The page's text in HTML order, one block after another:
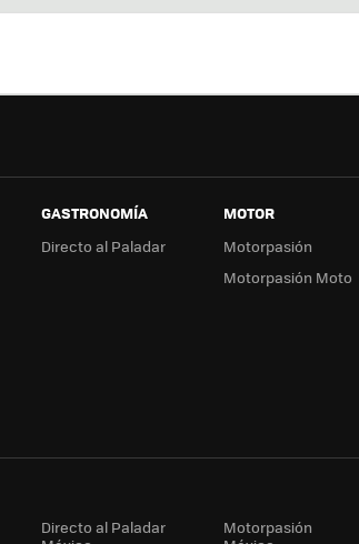
ter
ebo tub
GASTRONOMÍA
Directo al Paladar
MOTOR
Motorpasión
Motorpasión Moto
Directo al Paladar
Motorpasión